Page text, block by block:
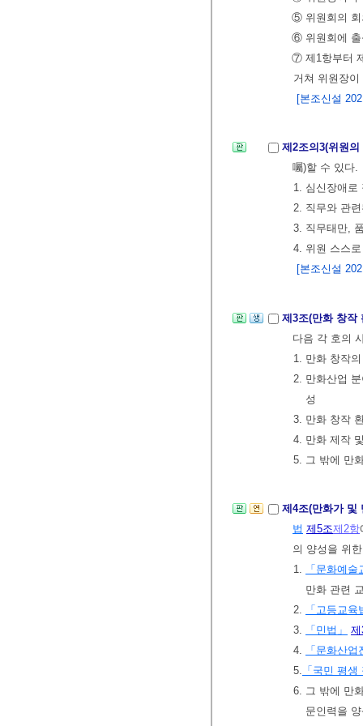
⑤ 위원회의 회
⑥ 위원회에 출
⑦ 제1항부터
거쳐 위원장이
[본조신설
제2조의3(위원
囑)할 수 있다.
1. 심신장애로
2. 직무와 관
3. 직무태만,
4. 위원 스스
[본조신설
제3조(만화 창작
다음 각 호의
1. 만화 창작
2. 만화산업
성
3. 만화 창작
4. 만화 제작
5. 그 밖에 만
제4조(만화가 및
법 제5조제2항
의 양성을 위
1.
「문화예
만화 관련
2.
「고등교육
3.
「민법」
4.
「문화산
5.
「국민 평
6. 그 밖에 만
문인력을